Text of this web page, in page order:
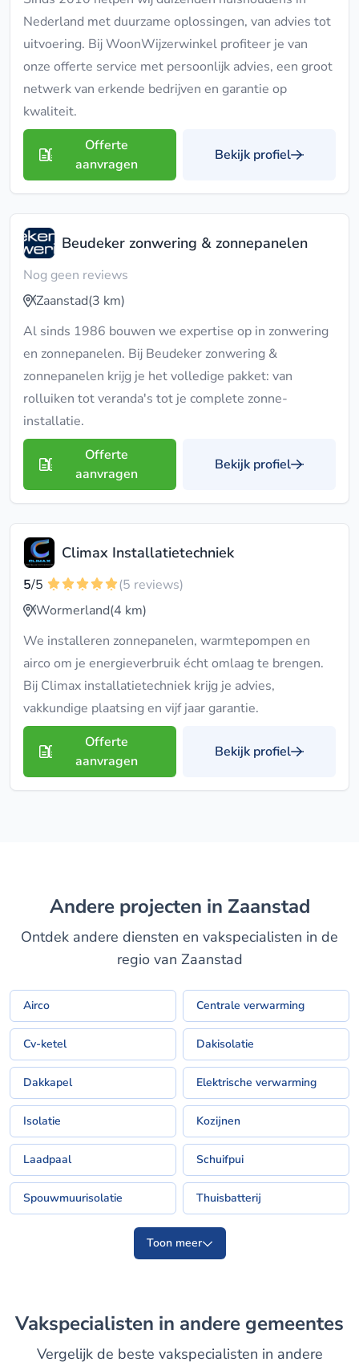
Nederland met duurzame oplossingen, van advies tot
uitvoering. Bij WoonWijzerwinkel profiteer je van
onze offerte service met persoonlijk advies, een groot
netwerk van erkende bedrijven en garantie op
kwaliteit.
Offerte
aanvragen
Bekijk profiel
Beudeker zonwering & zonnepanelen
Nog geen reviews
Zaanstad(3 km)
Al sinds 1986 bouwen we expertise op in zonwering
en zonnepanelen. Bij Beudeker zonwering &
zonnepanelen krijg je het volledige pakket: van
rolluiken tot veranda's tot je complete zonne-
installatie.
Offerte
aanvragen
Bekijk profiel
Climax Installatietechniek
5/5
(5 reviews)
Wormerland(4 km)
We installeren zonnepanelen, warmtepompen en
airco om je energieverbruik écht omlaag te brengen.
Bij Climax installatietechniek krijg je advies,
vakkundige plaatsing en vijf jaar garantie.
Offerte
aanvragen
Bekijk profiel
Andere projecten in Zaanstad
Ontdek andere diensten en vakspecialisten in de
regio van Zaanstad
Airco Centrale verwarming
Cv-ketel Dakisolatie
Dakkapel Elektrische verwarming
Isolatie Kozijnen
Laadpaal Schuifpui
Spouwmuurisolatie Thuisbatterij
Toon meer
Vakspecialisten in andere gemeentes
Vergelijk de beste vakspecialisten in andere